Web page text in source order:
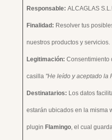
Responsable: ALCAGLAS
Finalidad: Resolver tus
nuestros productos y servicios.
Legitimación: Consentimiento
casilla "He leído y aceptado la
Destinatarios: Los datos
estarán ubicados en la misma
plugin Flamingo, el cual